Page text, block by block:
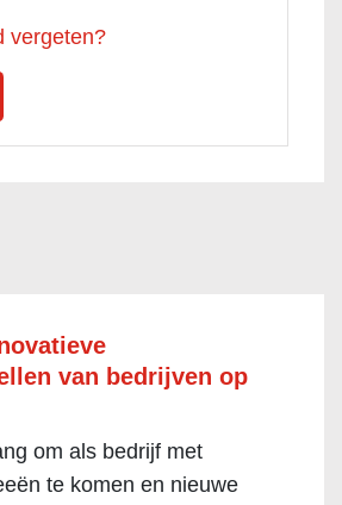
vergeten?
van bedrijven op
om als bedrijf met
te komen en nieuwe